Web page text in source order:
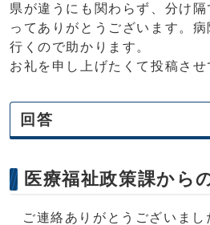
県が違うにも関わらず、分け
ってありがとうございます。
行くので助かります。
お礼を申し上げたくて投稿させ
回答
医療福祉政策課から
ご連絡ありがとうございまし